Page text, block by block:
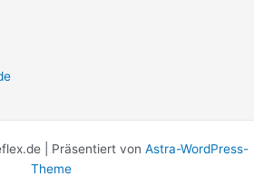
| Präsentiert von Astra-WordPress-
Theme